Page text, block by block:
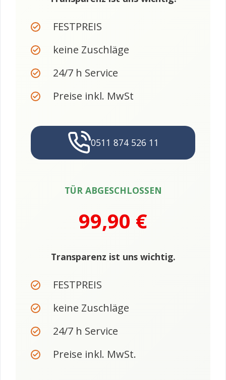
FESTPREIS
keine Zuschläge
24/7 h Service
Preise inkl. MwSt
0511 874 526 11
TÜR ABGESCHLOSSEN
99,90 €
Transparenz ist uns wichtig.
FESTPREIS
keine Zuschläge
24/7 h Service
Preise inkl. MwSt.